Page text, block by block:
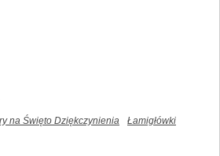
na Święto Dziękczynienia Łamigłówki